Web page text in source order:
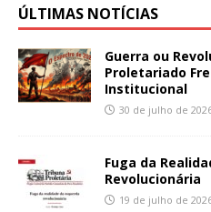
ÚLTIMAS NOTÍCIAS
Guerra ou
Proletariado
Institucional
30 de julho de
Fuga da
Revolucionária
19 de julho de